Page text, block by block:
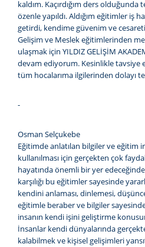
kaldım. Kaçırdığım ders olduğunda
özenle yapıldı. Aldığım eğitimler iş
getirdi, kendime güvenim ve
Gelişim ve Meslek eğitimlerinden
ulaşmak için YILDIZ GELİŞİM
devam ediyorum. Kesinlikle
tüm hocalarıma ilgilerinden dolayı
-
Osman Selçukebe
Eğitimde anlatılan bilgiler ve eğitim
kullanılması için gerçekten çok
hayatında önemli bir yer
karşılığı bu eğitimler sayesinde
kendini anlaması, dinlemesi,
eğitimle beraber ve bilgiler
insanın kendi işini geliştirme
İnsanlar kendi dünyalarında
kalabilmek ve kişisel gelişimleri